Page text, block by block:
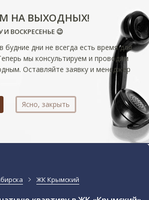
НА ВЫХОДНЫХ!
И ВОСКРЕСЕНЬЕ 😉
дни не всегда есть время для
мы консультируем и проводим
Оставляйте заявку и менеджер
Ясно, закрыть
ЖК Крымский